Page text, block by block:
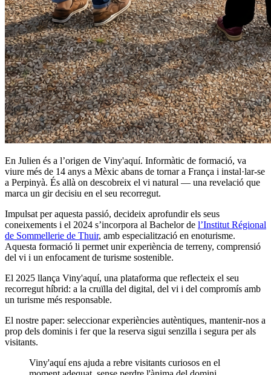
En Julien és a l’origen de Viny'aquí. Informàtic de formació, va
viure més de 14 anys a Mèxic abans de tornar a França i instal·lar-se
a Perpinyà. És allà on descobreix el vi natural — una revelació que
marca un gir decisiu en el seu recorregut.
Impulsat per aquesta passió, decideix aprofundir els seus
coneixements i el 2024 s’incorpora al Bachelor de l’Institut Régional
de Sommellerie de Thuir, amb especialització en enoturisme.
Aquesta formació li permet unir experiència de terreny, comprensió
del vi i un enfocament de turisme sostenible.
El 2025 llança Viny'aquí, una plataforma que reflecteix el seu
recorregut híbrid: a la cruïlla del digital, del vi i del compromís amb
un turisme més responsable.
El nostre paper: seleccionar experiències autèntiques, mantenir-nos a
prop dels dominis i fer que la reserva sigui senzilla i segura per als
visitants.
Viny'aquí ens ajuda a rebre visitants curiosos en el